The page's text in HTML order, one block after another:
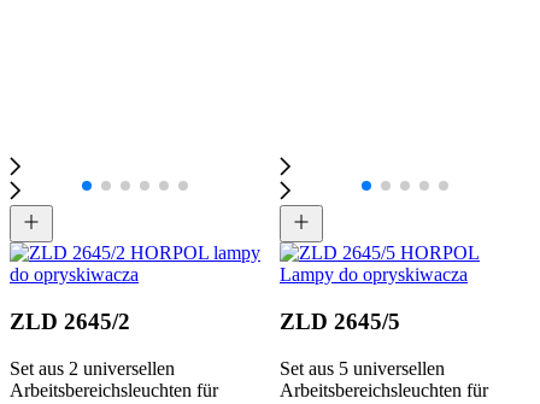
ZLD 2645/2
Set aus 2 universellen
Arbeitsbereichsleuchten für
ZLD 2645/5
Set aus 5 universellen
Arbeitsbereichsleuchten für